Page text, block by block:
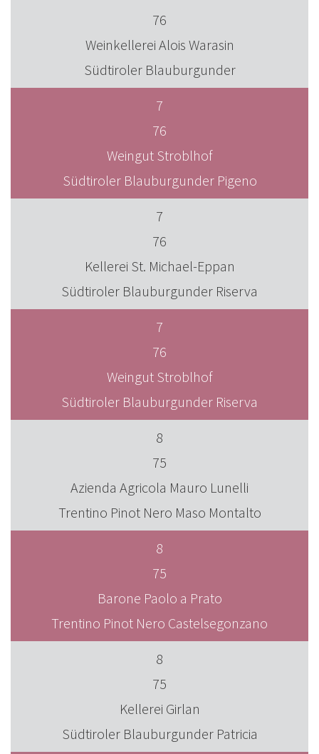
76
Weinkellerei Alois Warasin
Südtiroler Blauburgunder
7
76
Weingut Stroblhof
Südtiroler Blauburgunder Pigeno
7
76
Kellerei St. Michael-Eppan
Südtiroler Blauburgunder Riserva
7
76
Weingut Stroblhof
Südtiroler Blauburgunder Riserva
8
75
Azienda Agricola Mauro Lunelli
Trentino Pinot Nero Maso Montalto
8
75
Barone Paolo a Prato
Trentino Pinot Nero Castelsegonzano
8
75
Kellerei Girlan
Südtiroler Blauburgunder Patricia